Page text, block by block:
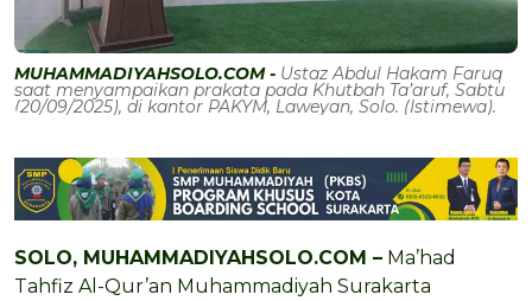
MUHAMMADIYAHSOLO.COM - Ustaz Abdul Hakam Faruq
saat menyampaikan prakata pada Khutbah Ta’aruf, Sabtu
(20/09/2025), di kantor PAKYM, Laweyan, Solo. (Istimewa).
SOLO, MUHAMMADIYAHSOLO.COM – Ma’had
Tahfiz Al-Qur’an Muhammadiyah Surakarta